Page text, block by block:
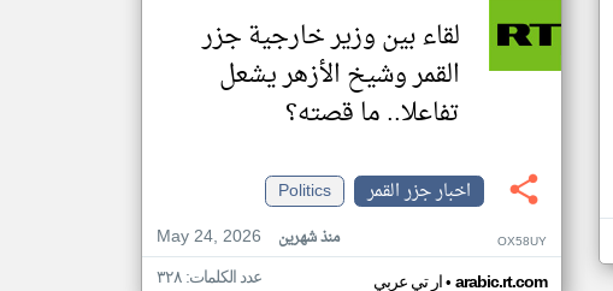
لقاء بين وزير خارجية جزر
القمر وشيخ الأزهر يشعل
تفاعلا.. ما قصته؟
اخبار جزر القمر
Politics
May 24, 2026
منذ شهرين OX58UY
ار تي عربي• arabic.rt.com عدد الكلمات: ٣٢٨